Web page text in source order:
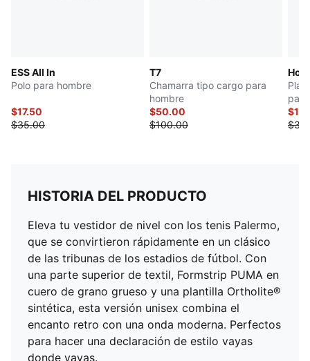
ESS All In
Polo para hombre
$17.50
$35.00
T7
Chamarra tipo cargo para
hombre
$50.00
$100.00
HISTORIA DEL PRODUCTO
Eleva tu vestidor de nivel con los tenis Palermo,
que se convirtieron rápidamente en un clásico
de las tribunas de los estadios de fútbol. Con
una parte superior de textil, Formstrip PUMA en
cuero de grano grueso y una plantilla Ortholite®
sintética, esta versión unisex combina el
encanto retro con una onda moderna. Perfectos
para hacer una declaración de estilo vayas
donde vayas.